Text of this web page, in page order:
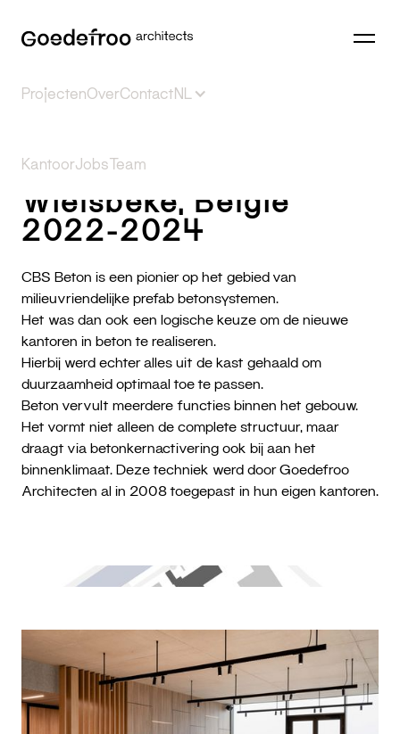
ProjectenOverContactNL
Selectie⎮PubliekReconversie
KantoorJobsTeam
CBS
Wielsbeke, België
2022-2024
CBS Beton is een pionier op het gebied van
milieuvriendelijke prefab betonsystemen.
Het was dan ook een logische keuze om de nieuwe
kantoren in beton te realiseren.
Hierbij werd echter alles uit de kast gehaald om
duurzaamheid optimaal toe te passen.
Beton vervult meerdere functies binnen het gebouw.
Het vormt niet alleen de complete structuur, maar
draagt via betonkernactivering ook bij aan het
binnenklimaat. Deze techniek werd door Goedefroo
Architecten al in 2008 toegepast in hun eigen kantoren.